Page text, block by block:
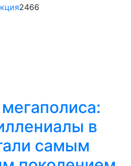
2466
в
самым